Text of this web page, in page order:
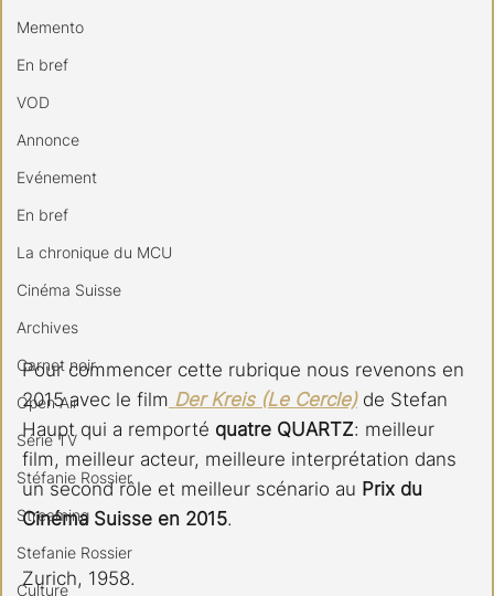
Memento
En bref
VOD
Annonce
Evénement
En bref
La chronique du MCU
Cinéma Suisse
Archives
Carnet noir
Open Air
Série TV
Stéfanie Rossier
Streaming
Stefanie Rossier
Culture
Pour commencer cette rubrique nous revenons en
2015 avec le film Der Kreis (Le Cercle) de Stefan
Haupt qui a remporté quatre QUARTZ: meilleur
film, meilleur acteur, meilleure interprétation dans
un second rôle et meilleur scénario au Prix du
Cinéma Suisse en 2015.
Zurich, 1958.